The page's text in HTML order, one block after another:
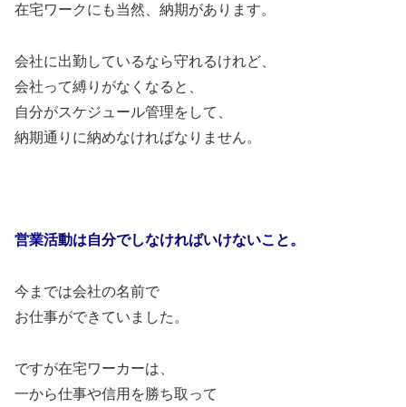
在宅ワークにも当然、納期があります。
会社に出勤しているなら守れるけれど、
会社って縛りがなくなると、
自分がスケジュール管理をして、
納期通りに納めなければなりません。
営業活動は自分でしなければいけないこと。
今までは会社の名前で
お仕事ができていました。
ですが在宅ワーカーは、
一から仕事や信用を勝ち取って